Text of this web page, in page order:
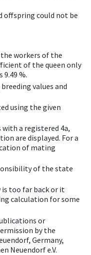
offspring could not be
workers of the
of the queen only
%.
values and
using the given
a registered 4a,
are displayed. For a
of mating
of the state
too far back or it
calculation for some
or
by the
Germany,
Neuendorf e.V.